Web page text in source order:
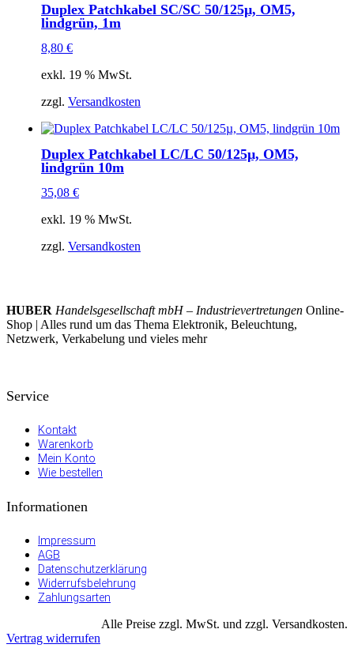
Duplex Patchkabel SC/SC 50/125µ, OM5,
lindgrün, 1m
8,80 €
exkl. 19 % MwSt.
zzgl. Versandkosten
Duplex Patchkabel LC/LC 50/125µ, OM5,
lindgrün 10m
35,08 €
exkl. 19 % MwSt.
zzgl. Versandkosten
HUBER Handelsgesellschaft mbH – Industrievertretungen Online-
Shop | Alles rund um das Thema Elektronik, Beleuchtung,
Netzwerk, Verkabelung und vieles mehr
Service
Kontakt
Warenkorb
Mein Konto
Wie bestellen
Informationen
Impressum
AGB
Datenschutzerklärung
Widerrufsbelehrung
Zahlungsarten
Alle Preise zzgl. MwSt. und zzgl. Versandkosten.
Vertrag widerrufen